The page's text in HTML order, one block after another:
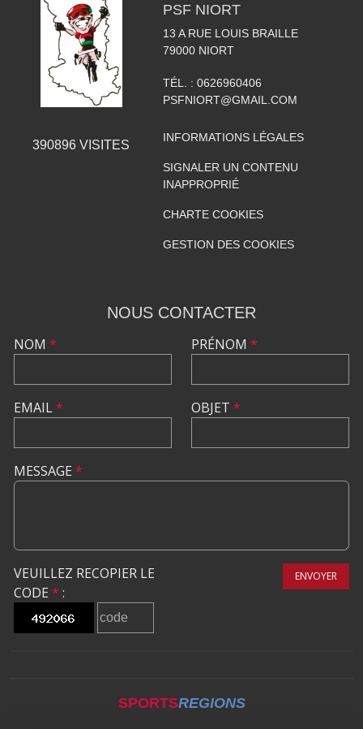
390896 VISITES
PSF NIORT
13 A RUE LOUIS BRAILLE
79000 NIORT
TÉL. : 0626960406
PSFNIORT@GMAIL.COM
INFORMATIONS LÉGALES
SIGNALER UN CONTENU
INAPPROPRIÉ
CHARTE COOKIES
GESTION DES COOKIES
NOUS CONTACTER
NOM *
EMAIL*
PRÉNOM *
OBJET *
MESSAGE *
VEUILLEZ RECOPIER LE
CODE * :
ENVOYER
SPORTSREGIONS